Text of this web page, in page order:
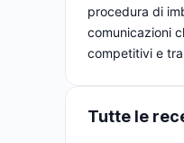
procedura di
comunicazioni
competitivi e
Tutte le